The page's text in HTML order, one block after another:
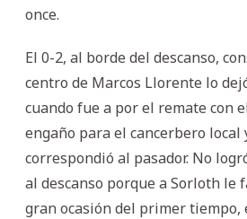
once.
El 0-2, al borde del descanso,
centro de Marcos Llorente lo
cuando fue a por el remate con
engaño para el cancerbero local
correspondió al pasador. No
al descanso porque a Sorloth le
gran ocasión del primer tiempo,